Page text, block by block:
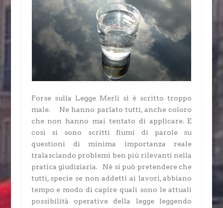
Forse sulla Legge Merli si è scritto troppo
male. Ne hanno parlato tutti, anche coloro
che non hanno mai tentato di applicare. E
così si sono scritti fiumi di parole su
questioni di minima importanza reale
tralasciando problemi ben più rilevanti nella
pratica giudiziaria. Né si può pretendere che
tutti, specie se non addetti ai lavori, abbiano
tempo e modo di capire quali sono le attuali
possibilità operative della legge leggendo